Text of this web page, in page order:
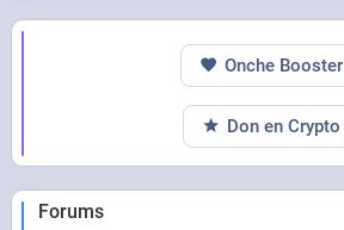
Forums
Onche Booster
Don en Crypto